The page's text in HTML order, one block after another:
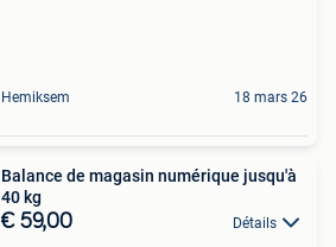
Hemiksem 18 mars 26
Balance de magasin numérique jusqu'à
40 kg
€ 59,00 Détails